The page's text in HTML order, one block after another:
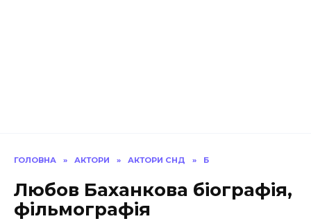
ГОЛОВНА » АКТОРИ » АКТОРИ СНД » Б
Любов Баханкова біографія,
фільмографія